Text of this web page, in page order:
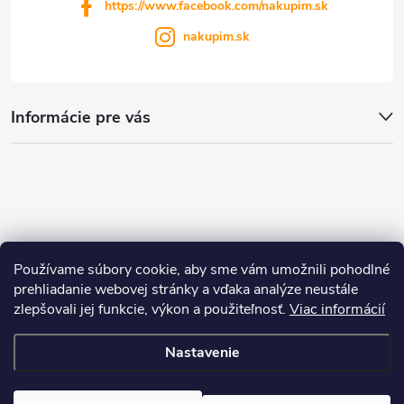
Používame súbory cookie, aby sme vám umožnili pohodlné
prehliadanie webovej stránky a vďaka analýze neustále
zlepšovali jej funkcie, výkon a použiteľnosť. Viac informácií
Nastavenie
Informácie pre vás
https://www.facebook.com/nakupim.sk
nakupim.sk
Copyright 2026
cookies